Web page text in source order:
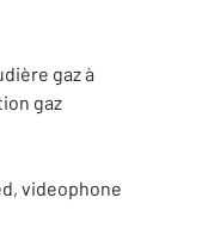
gaz à
gaz
videophone